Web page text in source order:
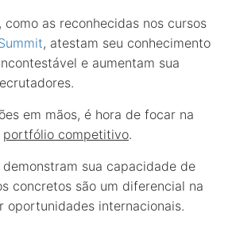
como as reconhecidas nos cursos
, atestam seu conhecimento
e aumentam sua
em mãos, é hora de focar na
portfólio competitivo.
sua capacidade de
concretos são um diferencial na
oportunidades internacionais.